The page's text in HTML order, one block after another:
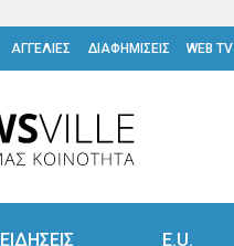
ΑΓΓΕΛΙΕΣ ΔΙΑΦΗΜΙΣΕΙΣ WEB TV
ΕΙΔΗΣΕΙΣ E.U.